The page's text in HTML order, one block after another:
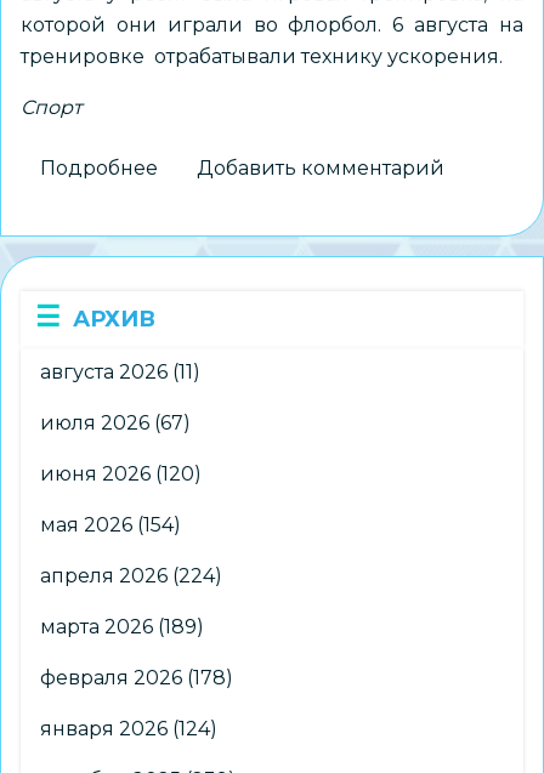
которой они играли во флорбол. 6 августа на
тренировке отрабатывали технику ускорения.
Спорт
Подробнее
ДЮФЦ
«СТАРТ»
соревнованиям
Добавить комментарий
АРХИВ
августа 2026 (11)
июля 2026 (67)
июня 2026 (120)
мая 2026 (154)
апреля 2026 (224)
марта 2026 (189)
февраля 2026 (178)
января 2026 (124)